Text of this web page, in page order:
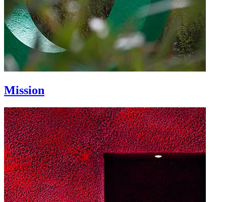
Mission